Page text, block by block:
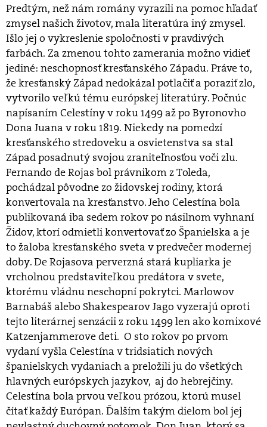
Predtým, než nám romány vyrazili na pomoc hľadať
zmysel našich životov, mala literatúra iný zmysel.
Išlo jej o vykreslenie spoločnosti v pravdivých
farbách. Za zmenou tohto zamerania možno vidieť
jediné: neschopnosť kresťanského Západu. Práve to,
že kresťanský Západ nedokázal potlačiť a poraziť zlo,
vytvorilo veľkú tému európskej literatúry. Počnúc
napísaním Celestíny v roku 1499 až po Byronovho
Dona Juana v roku 1819. Niekedy na pomedzí
kresťanského stredoveku a osvietenstva sa stal
Západ posadnutý svojou zraniteľnosťou voči zlu.
Fernando de Rojas bol právnikom z Toleda,
pochádzal pôvodne zo židovskej rodiny, ktorá
konvertovala na kresťanstvo. Jeho Celestína bola
publikovaná iba sedem rokov po násilnom vyhnaní
Židov, ktorí odmietli konvertovať zo Španielska a je
to žaloba kresťanského sveta v predvečer modernej
doby. De Rojasova perverzná stará kupliarka je
vrcholnou predstaviteľkou predátora v svete,
ktorému vládnu neschopní pokrytci. Marlowov
Barnabáš alebo Shakespearov Jago vyzerajú oproti
tejto literárnej senzácii z roku 1499 len ako komixové
Katzenjammerove deti. O sto rokov po prvom
vydaní vyšla Celestína v tridsiatich nových
španielskych vydaniach a preložili ju do všetkých
hlavných európskych jazykov, aj do hebrejčiny.
Celestína bola prvou veľkou prózou, ktorú musel
čítať každý Európan. Ďalším takým dielom bol jej